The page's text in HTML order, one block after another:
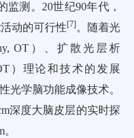
测。20世纪90年代，
动的可行性[7] 。随着光
OT）、扩散光层析
）理论和技术的发展
光学脑功能成像技术。
深度大脑皮层的实时探